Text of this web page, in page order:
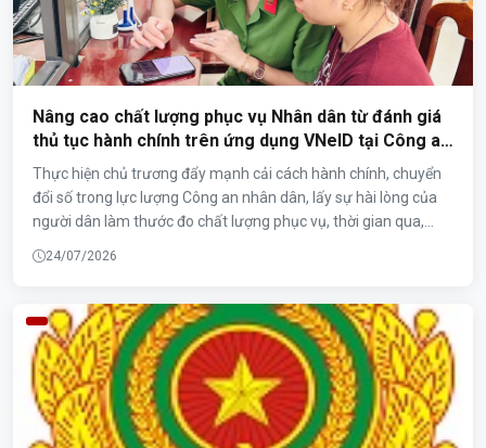
Nâng cao chất lượng phục vụ Nhân dân từ đánh giá
thủ tục hành chính trên ứng dụng VNeID tại Công an
xã Tam Đảo
Thực hiện chủ trương đẩy mạnh cải cách hành chính, chuyển
đổi số trong lực lượng Công an nhân dân, lấy sự hài lòng của
người dân làm thước đo chất lượng phục vụ, thời gian qua,
24/07/2026